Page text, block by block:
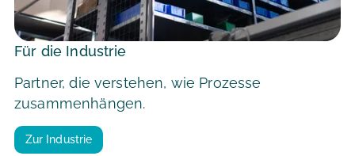
Für die Industrie
Partner, die verstehen, wie Prozesse
zusammenhängen.
Zur Industrie